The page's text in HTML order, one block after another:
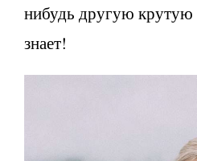
нибудь другую
знает!